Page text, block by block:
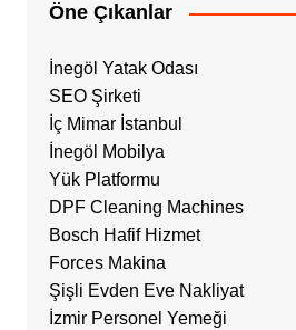
Öne Çıkanlar
İnegöl Yatak Odası
SEO Şirketi
İç Mimar İstanbul
İnegöl Mobilya
Yük Platformu
DPF Cleaning Machines
Bosch Hafif Hizmet
Forces Makina
Şişli Evden Eve Nakliyat
İzmir Personel Yemeği